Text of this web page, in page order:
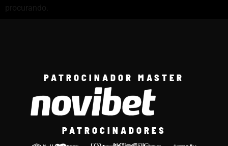
procurando.
PATROCINADOR MASTER
PATROCINADORES